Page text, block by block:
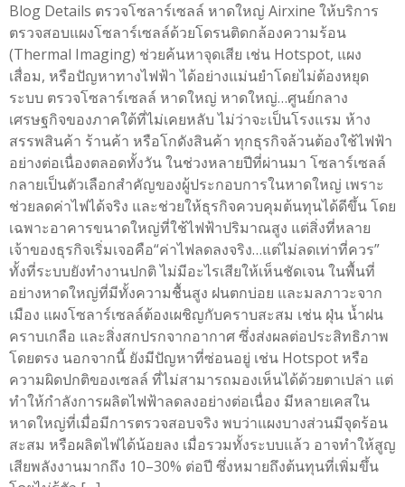
Blog Details ตรวจโซลาร์เซลล์ หาดใหญ่ Airxine ให้บริการ
ตรวจสอบแผงโซลาร์เซลล์ด้วยโดรนติดกล้องความร้อน
(Thermal Imaging) ช่วยค้นหาจุดเสีย เช่น Hotspot, แผง
เสื่อม, หรือปัญหาทางไฟฟ้า ได้อย่างแม่นยำโดยไม่ต้องหยุด
ระบบ ตรวจโซลาร์เซลล์ หาดใหญ่ หาดใหญ่…ศูนย์กลาง
เศรษฐกิจของภาคใต้ที่ไม่เคยหลับ ไม่ว่าจะเป็นโรงแรม ห้าง
สรรพสินค้า ร้านค้า หรือโกดังสินค้า ทุกธุรกิจล้วนต้องใช้ไฟฟ้า
อย่างต่อเนื่องตลอดทั้งวัน ในช่วงหลายปีที่ผ่านมา โซลาร์เซลล์
กลายเป็นตัวเลือกสำคัญของผู้ประกอบการในหาดใหญ่ เพราะ
ช่วยลดค่าไฟได้จริง และช่วยให้ธุรกิจควบคุมต้นทุนได้ดีขึ้น โดย
เฉพาะอาคารขนาดใหญ่ที่ใช้ไฟฟ้าปริมาณสูง แต่สิ่งที่หลาย
เจ้าของธุรกิจเริ่มเจอคือ“ค่าไฟลดลงจริง…แต่ไม่ลดเท่าที่ควร”
ทั้งที่ระบบยังทำงานปกติ ไม่มีอะไรเสียให้เห็นชัดเจน ในพื้นที่
อย่างหาดใหญ่ที่มีทั้งความชื้นสูง ฝนตกบ่อย และมลภาวะจาก
เมือง แผงโซลาร์เซลล์ต้องเผชิญกับคราบสะสม เช่น ฝุ่น น้ำฝน
คราบเกลือ และสิ่งสกปรกจากอากาศ ซึ่งส่งผลต่อประสิทธิภาพ
โดยตรง นอกจากนี้ ยังมีปัญหาที่ซ่อนอยู่ เช่น Hotspot หรือ
ความผิดปกติของเซลล์ ที่ไม่สามารถมองเห็นได้ด้วยตาเปล่า แต่
ทำให้กำลังการผลิตไฟฟ้าลดลงอย่างต่อเนื่อง มีหลายเคสใน
หาดใหญ่ที่เมื่อมีการตรวจสอบจริง พบว่าแผงบางส่วนมีจุดร้อน
สะสม หรือผลิตไฟได้น้อยลง เมื่อรวมทั้งระบบแล้ว อาจทำให้สูญ
เสียพลังงานมากถึง 10–30% ต่อปี ซึ่งหมายถึงต้นทุนที่เพิ่มขึ้น